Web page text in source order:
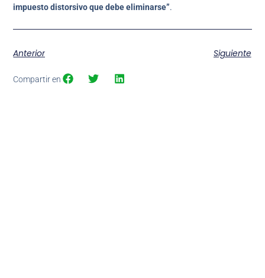
impuesto distorsivo que debe eliminarse”.
Anterior Siguiente
Compartir en